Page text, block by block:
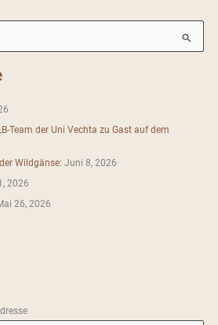
Team der Uni Vechta zu Gast auf dem
Wildgänse: Juni 8, 2026
2026
26, 2026